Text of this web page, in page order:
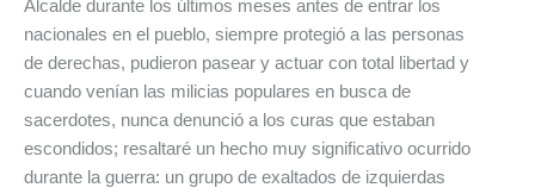
Alcalde durante los últimos meses antes de entrar los
nacionales en el pueblo, siempre protegió a las personas
de derechas, pudieron pasear y actuar con total libertad y
cuando venían las milicias populares en busca de
sacerdotes, nunca denunció a los curas que estaban
escondidos; resaltaré un hecho muy significativo ocurrido
durante la guerra: un grupo de exaltados de izquierdas